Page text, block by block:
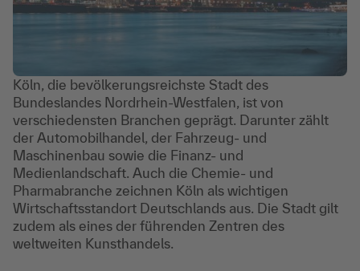
Köln, die bevölkerungsreichste Stadt des
Bundeslandes Nordrhein-Westfalen, ist von
verschiedensten Branchen geprägt. Darunter zählt
der Automobilhandel, der Fahrzeug- und
Maschinenbau sowie die Finanz- und
Medienlandschaft. Auch die Chemie- und
Pharmabranche zeichnen Köln als wichtigen
Wirtschaftsstandort Deutschlands aus. Die Stadt gilt
zudem als eines der führenden Zentren des
weltweiten Kunsthandels.